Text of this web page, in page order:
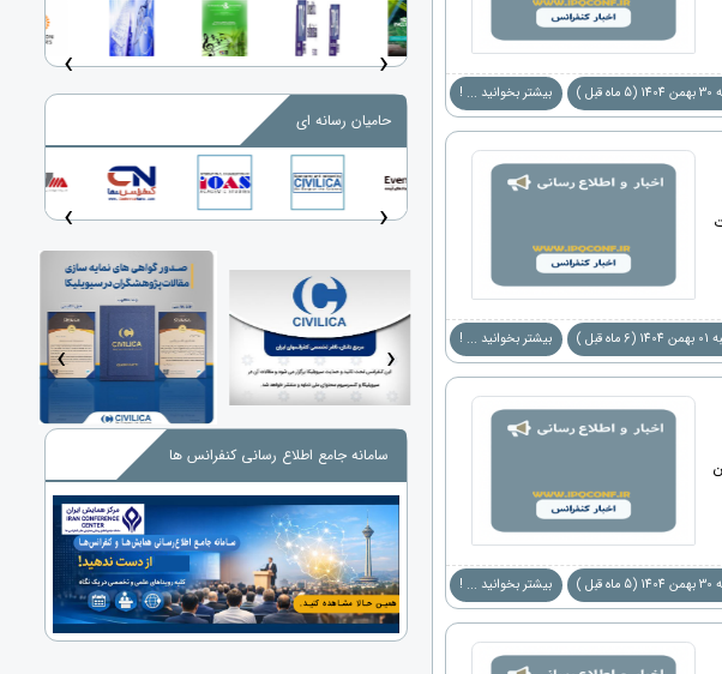
) بیشتر بخوانید ... !
قبل ) بیشتر بخوانید ... !
) بیشتر بخوانید ... !
‹ ›
حامیان رسانه ای
‹ ›
‹ ›
سامانه جامع اطلاع رسانی کنفرانس ها